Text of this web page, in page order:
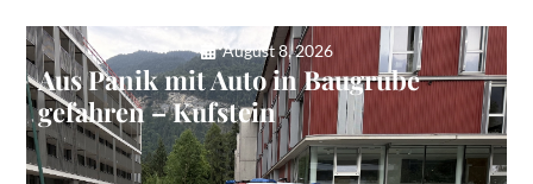
August 8, 2026
Aus Panik mit Auto in Baugrube
gefahren – Kufstein